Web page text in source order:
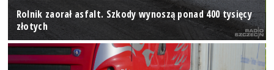
Rolnik zaorał asfalt. Szkody wynoszą ponad 400 tysięcy
złotych